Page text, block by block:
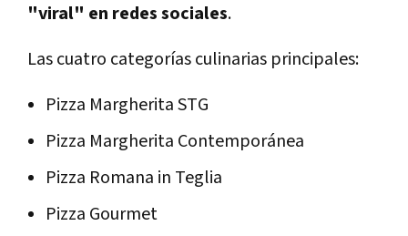
"viral" en redes sociales.
Las cuatro categorías culinarias principales:
Pizza Margherita STG
Pizza Margherita Contemporánea
Pizza Romana in Teglia
Pizza Gourmet